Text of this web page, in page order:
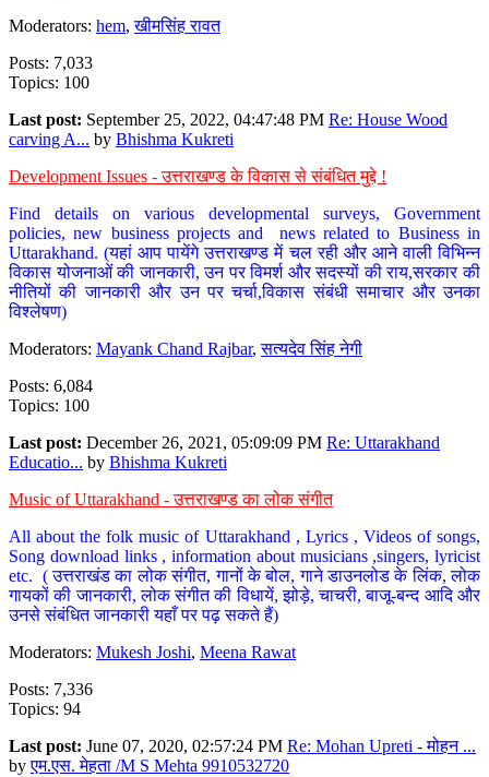
Moderators: hem,खीमसिंह रावत
Posts: 7,033
Topics: 100
Last post: September 25, 2022, 04:47:48 PM Re: House Wood
carving A... by Bhishma Kukreti
Development Issues - उत्तराखण्ड के विकास से संबंधित मुद्दे !
Find details on various developmental surveys, Government
policies, new business projects and news related to Business in
Uttarakhand. (यहां आप पायेंगे उत्तराखण्ड में चल रही और आने वाली विभिन्न
विकास योजनाओं की जानकारी, उन पर विमर्श और सदस्यों की राय,सरकार की
नीतियों की जानकारी और उन पर चर्चा,विकास संबंधी समाचार और उनका
विश्लेषण)
Moderators: Mayank Chand Rajbar,सत्यदेव सिंह नेगी
Posts: 6,084
Topics: 100
Last post: December 26, 2021, 05:09:09 PM Re: Uttarakhand
Educatio... by Bhishma Kukreti
Music of Uttarakhand - उत्तराखण्ड का लोक संगीत
All about the folk music of Uttarakhand , Lyrics , Videos of songs,
Song download links , information about musicians ,singers, lyricist
etc. ( उत्तराखंड का लोक संगीत, गानों के बोल, गाने डाउनलोड के लिंक, लोक
गायकों की जानकारी, लोक संगीत की विधायें, झोड़े, चाचरी, बाजू-बन्द आदि और
उनसे संबंधित जानकारी यहाँ पर पढ़ सकते हैं)
Moderators: Mukesh Joshi, Meena Rawat
Posts: 7,336
Topics: 94
Last post: June 07, 2020, 02:57:24 PM Re: Mohan Upreti - मोहन ...
byएम.एस. मेहता /M S Mehta 9910532720